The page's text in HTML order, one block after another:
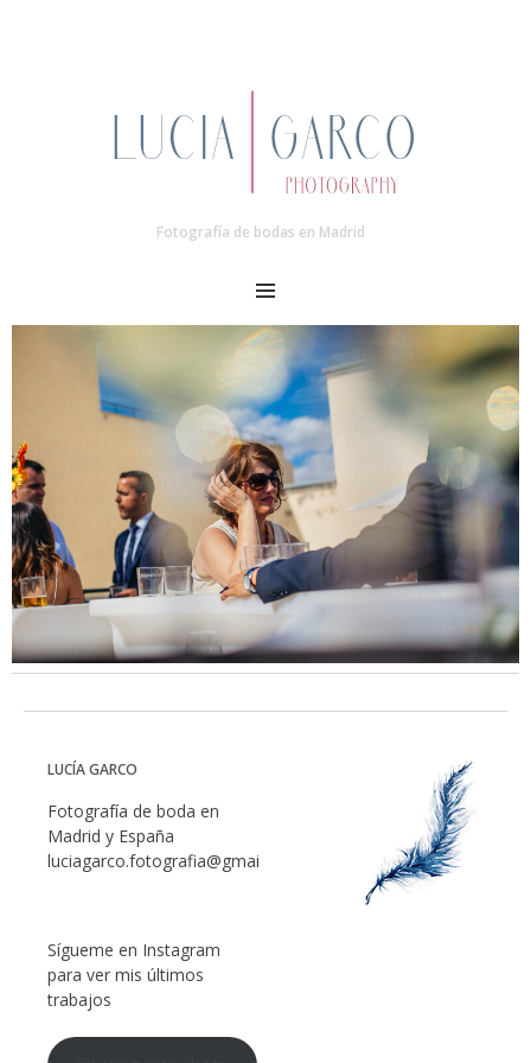
Fotografía de bodas en Madrid
MENU
LUCÍA GARCO
Fotografía de boda en
Madrid y España
luciagarco.fotografia@gmail.com
Sígueme en Instagram
para ver mis últimos
trabajos